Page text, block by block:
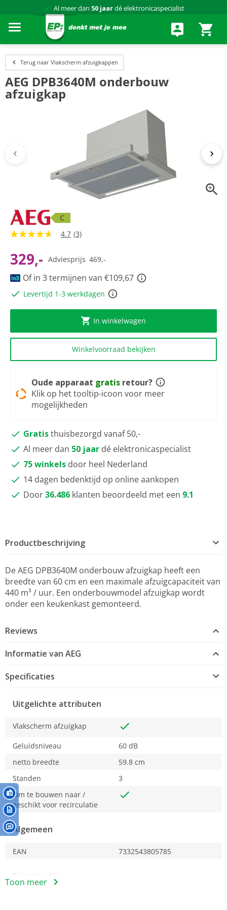
Al meer dan 50 jaardé elektronicaspecialist
Terug naar Vlakscherm afzuigkappen
AEG DPB3640M onderbouw
afzuigkap
4.7
5
sterren,
gemiddelde
scorewaarde.
3
Dezelfde
4.7 (3)
329,- Adviesprijs 469,-
Of in 3 termijnen van €109,67
Levertijd 1-3 werkdagen
In winkelwagen
Winkelvoorraad bekijken
Oude apparaat gratis retour?
Klik op het tooltip-icoon voor meer
mogelijkheden
Gratisthuisbezorgd vanaf 50,-
Al meer dan 50 jaar dé elektronicaspecialist
75 winkels door heel Nederland
14 dagen bedenktijd op online aankopen
Door36.486 klanten beoordeeld met een 9.1
C
Productbeschrijving
De AEG DPB3640M onderbouw afzuigkap heeft een
breedte van 60 cm en een maximale afzuigcapaciteit van
440 m³ / uur. Een onderbouwmodel afzuigkap wordt
onder een keukenkast gemonteerd.
Reviews
Informatie van AEG
Specificaties
Uitgelichte attributen
Vlakscherm afzuigkap
Geluidsniveau
60 dB
netto breedte
59.8 cm
Standen
3
Om te bouwen naar /
geschikt voor recirculatie
Algemeen
EAN 7332543805785
Constructie
Toon meer